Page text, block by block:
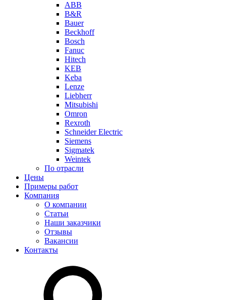
ABB
B&R
Bauer
Beckhoff
Bosch
Fanuc
Hitech
KEB
Keba
Lenze
Liebherr
Mitsubishi
Omron
Rexroth
Schneider Electric
Siemens
Sigmatek
Weintek
По отрасли
Цены
Примеры работ
Компания
О компании
Статьи
Наши заказчики
Отзывы
Вакансии
Контакты